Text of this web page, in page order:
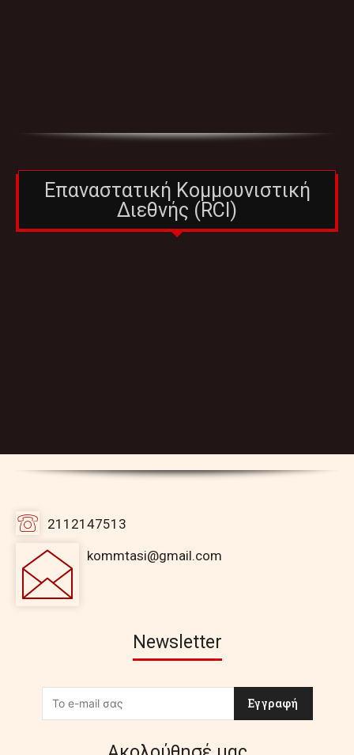
Επαναστατική Κομμουνιστική
Διεθνής (RCI)
2112147513
kommtasi@gmail.com
Newsletter
Εγγραφή